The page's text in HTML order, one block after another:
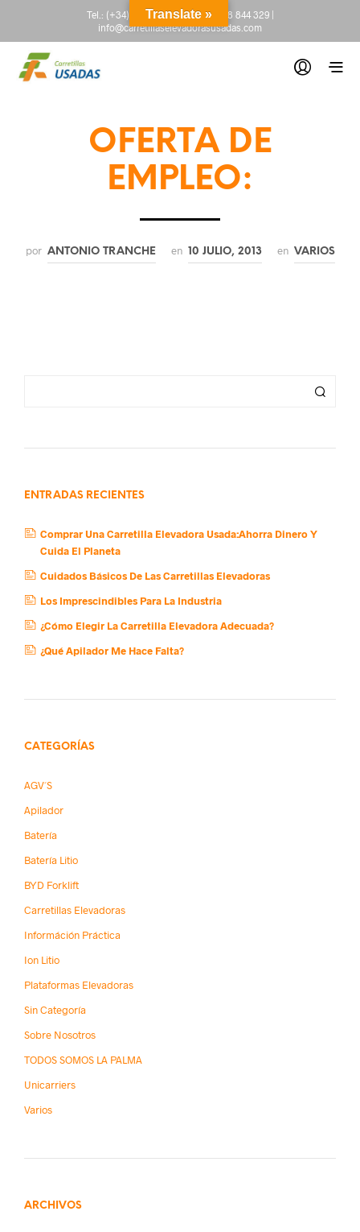
Tel.: (+34) 665 845 222-(+34) 918 844 329|
info@carretillaselevadorasusadas.com
OFERTA DE
EMPLEO:
por ANTONIO TRANCHE en 10 JULIO, 2013 en VARIOS
ENTRADAS RECIENTES
Comprar Una Carretilla Elevadora Usada:Ahorra Dinero Y
Cuida El Planeta
Cuidados Básicos De Las Carretillas Elevadoras
Los Imprescindibles Para La Industria
¿Cómo Elegir La Carretilla Elevadora Adecuada?
¿Qué Apilador Me Hace Falta?
CATEGORÍAS
AGV´s
Apilador
Batería
Batería Litio
BYD Forklift
Carretillas Elevadoras
Információn Práctica
Ion Litio
Plataformas Elevadoras
Sin Categoría
Sobre Nosotros
TODOS SOMOS LA PALMA
Unicarriers
Varios
ARCHIVOS
Translate »